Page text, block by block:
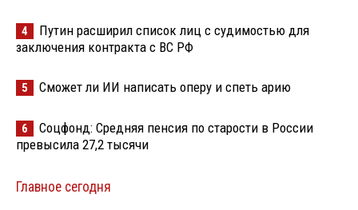
4
Путин расширил список лиц с судимостью для
заключения контракта с ВС РФ
5 Сможет ли ИИ написать оперу и спеть арию
6
Соцфонд: Средняя пенсия по старости в России
превысила 27,2 тысячи
Главное сегодня